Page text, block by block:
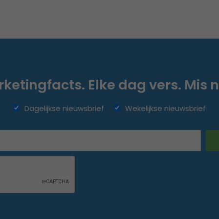
Elke dag vers. Mis
Dagelijkse nieuwsbrief Wekelijkse nieuwsbrief